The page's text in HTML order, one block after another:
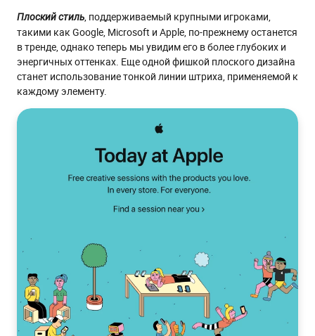
Плоский стиль, поддерживаемый крупными игроками,
такими как Google, Microsoft и Apple, по-прежнему останется
в тренде, однако теперь мы увидим его в более глубоких и
энергичных оттенках. Еще одной фишкой плоского дизайна
станет использование тонкой линии штриха, применяемой к
каждому элементу.